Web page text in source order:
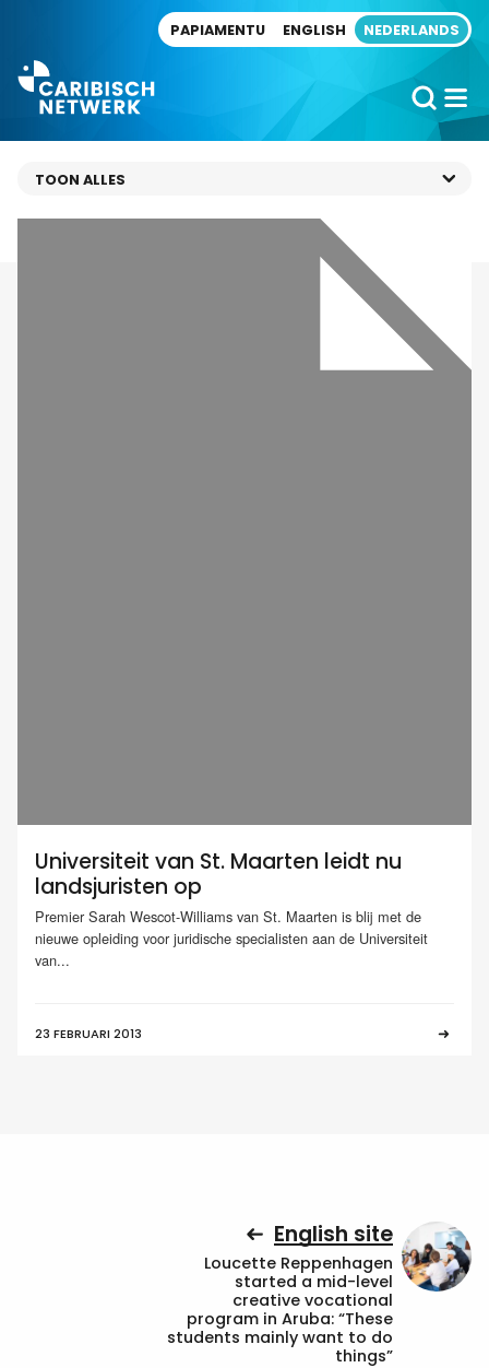
PAPIAMENTU ENGLISH NEDERLANDS
Universiteit van St. Maarten leidt nu
landsjuristen op
Premier Sarah Wescot-Williams van St. Maarten is blij met de
nieuwe opleiding voor juridische specialisten aan de Universiteit
van...
23 FEBRUARI 2013
English site
Loucette Reppenhagen
started a mid-level
creative vocational
program in Aruba: “These
students mainly want to do
things”